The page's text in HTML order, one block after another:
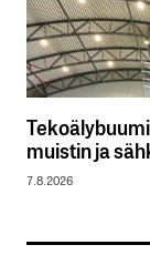
muistin ja
7.8.2026